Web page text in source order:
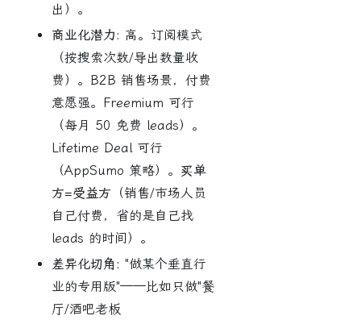
出）。
商业化潜力: 高。订阅模式
（按搜索次数/导出数量收
费）。B2B 销售场景，付费
意愿强。Freemium 可行
（每月 50 免费 leads）。
Lifetime Deal 可行
（AppSumo 策略）。 买单
方=受益方 （销售/市场人员
自己付费，省的是自己找
leads 的时间）。
差异化切角: "做某个垂直行
业的专用版"——比如只做"餐
厅/酒吧老板